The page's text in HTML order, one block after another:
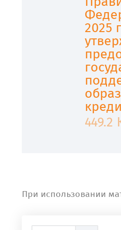
2025
449.2
При использовании